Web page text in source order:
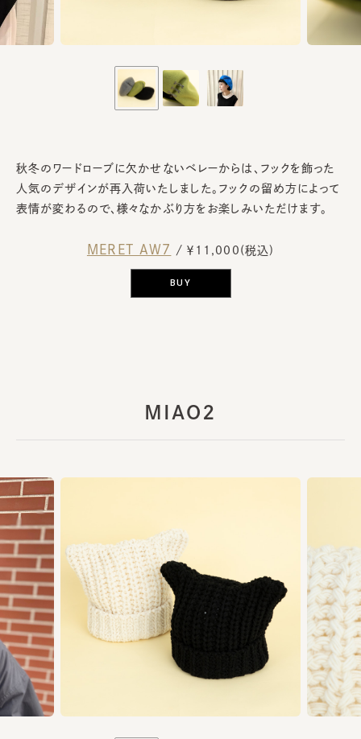
秋冬のワードローブに欠かせないベレーからは、フックを飾った
人気のデザインが再入荷いたしました。フックの留め方によって
表情が変わるので、様々なかぶり方をお楽しみいただけます。
MERET AW7 / ￥11,000(税込)
BUY
MIAO2